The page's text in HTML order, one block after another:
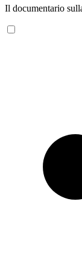
Il documentario